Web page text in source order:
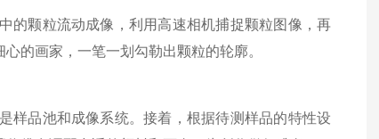
颗粒流动成像，利用高速相机捕捉颗粒图像，再
的画家，一笔一划勾勒出颗粒的轮廓。
品池和成像系统。接着，根据待测样品的特性设